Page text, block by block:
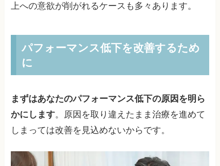
上への意欲が削がれるケースも多々あります。
パフォーマンス低下を改善するため
に
まずはあなたのパフォーマンス低下の原因を明ら
かにします。原因を取り違えたまま治療を進めて
しまっては改善を見込めないからです。